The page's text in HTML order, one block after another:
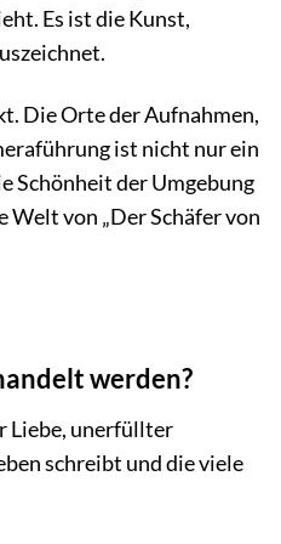
Es ist die Kunst,
Die Orte der Aufnahmen,
ist nicht nur ein
Schönheit der Umgebung
Welt von „Der Schäfer von
werden?
Liebe, unerfüllter
schreibt und die viele